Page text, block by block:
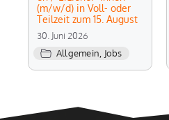
(m/w/d) in Voll- oder
Teilzeit zum 15. August
30. Juni 2026
Allgemein Jobs